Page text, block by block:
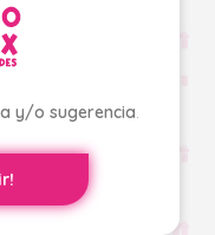
y/o sugerencia.